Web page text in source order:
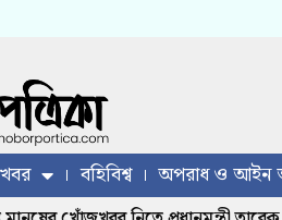
বহিবিশ্ব অপরাধ ও আইন